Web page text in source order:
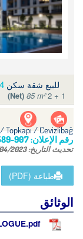
للبيع شقة سكن
(Net) 85 m²2 + 1
/ Topkapı / Cevizlibağ
رقم الإعلان:907
تحديث التاريخ:2023
طباعة (PDF)
الوثائق